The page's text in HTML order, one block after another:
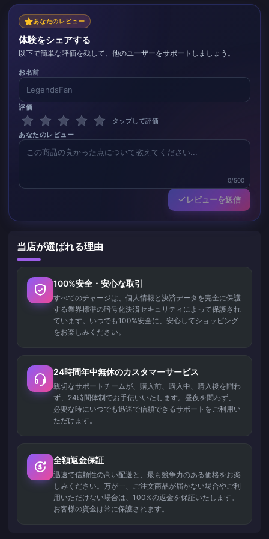
あなたのレビュー
体験をシェアする
以下で簡単な評価を残して、他のユーザーをサポートしましょう。
お名前
評価
タップして評価
あなたのレビュー
0/500
レビューを送信
当店が選ばれる理由
100%安全・安心な取引
すべてのチャージは、個人情報と決済データを完全に保護
する業界標準の暗号化決済セキュリティによって保護され
ています。いつでも100%安全に、安心してショッピング
をお楽しみください。
24時間年中無休のカスタマーサービス
親切なサポートチームが、購入前、購入中、購入後を問わ
ず、24時間体制でお手伝いいたします。昼夜を問わず、
必要な時にいつでも迅速で信頼できるサポートをご利用い
ただけます。
全額返金保証
迅速で信頼性の高い配送と、最も競争力のある価格をお楽
しみください。万が一、ご注文商品が届かない場合やご利
用いただけない場合は、100%の返金を保証いたします。
お客様の資金は常に保護されます。